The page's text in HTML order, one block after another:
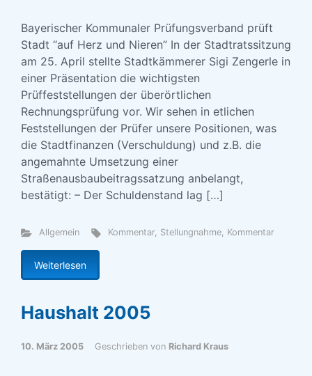
Bayerischer Kommunaler Prüfungsverband prüft
Stadt “auf Herz und Nieren” In der Stadtratssitzung
am 25. April stellte Stadtkämmerer Sigi Zengerle in
einer Präsentation die wichtigsten
Prüffeststellungen der überörtlichen
Rechnungsprüfung vor. Wir sehen in etlichen
Feststellungen der Prüfer unsere Positionen, was
die Stadtfinanzen (Verschuldung) und z.B. die
angemahnte Umsetzung einer
Straßenausbaubeitragssatzung anbelangt,
bestätigt: – Der Schuldenstand lag […]
Allgemein Kommentar, Stellungnahme, Kommentar
Weiterlesen
Haushalt 2005
10. März 2005 Geschrieben von Richard Kraus